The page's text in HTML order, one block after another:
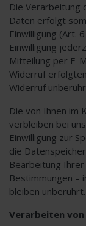
Die Verarbeitung
Daten erfolgt
Einwilligung (Art.
Einwilligung
Mitteilung per E-
Widerruf
Widerruf
Die von Ihnen im
verbleiben bei
Einwilligung zur
die
Bearbeitung
Bestimmungen –
bleiben unberührt.
Verarbeiten